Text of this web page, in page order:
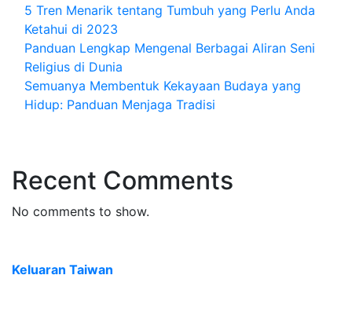
5 Tren Menarik tentang Tumbuh yang Perlu Anda
Ketahui di 2023
Panduan Lengkap Mengenal Berbagai Aliran Seni
Religius di Dunia
Semuanya Membentuk Kekayaan Budaya yang
Hidup: Panduan Menjaga Tradisi
Recent Comments
No comments to show.
Keluaran Taiwan